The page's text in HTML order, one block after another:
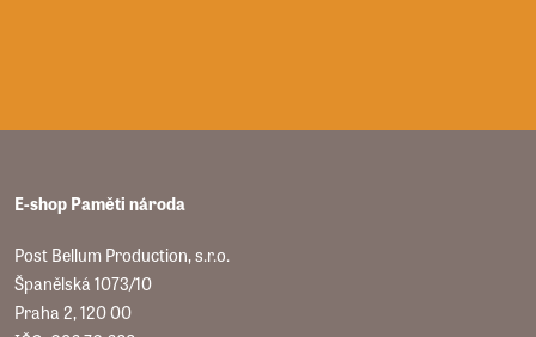
E-shop Paměti národa
Post Bellum Production, s.r.o.
Španělská 1073/10
Praha 2, 120 00